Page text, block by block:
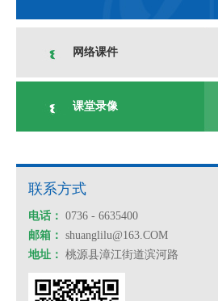
网络课件
课堂录像
联系方式
电话： 0736 - 6635400
邮箱： shuanglilu@163.COM
地址： 桃源县漳江街道滨河路